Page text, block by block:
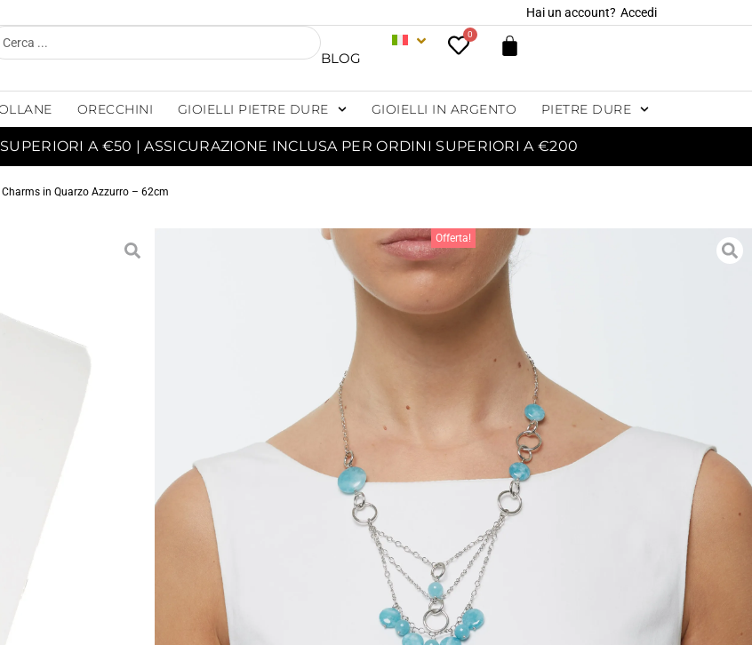
Hai un account? Accedi
BLOG
0
ORECCHINI GIOIELLI PIETRE DURE GIOIELLI IN ARGENTO PIETRE DURE
A €50 | ASSICURAZIONE INCLUSA PER ORDINI SUPERIORI A €200
in Quarzo Azzurro – 62cm
Offerta!
COLLANA IN METALLO CON
CHARMS IN QUARZO
AZZURRO – 62CM
€ 39,60
Collana con catena ed elementi in metallo Nickel Free, con
charms in Quarzo Azzurro. Lunghezza 62cm. Realizzata in Italia.
Disponibile
AGGIUNGI